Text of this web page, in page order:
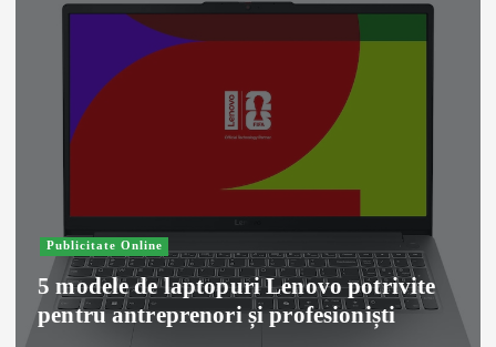
Publicitate Online
5 modele de laptopuri Lenovo potrivite
pentru antreprenori și profesioniști